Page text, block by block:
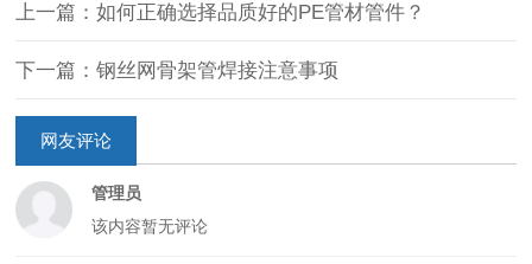
上一篇：如何正确选择品质好的PE管材管件？
下一篇：钢丝网骨架管焊接注意事项
网友评论
管理员
该内容暂无评论